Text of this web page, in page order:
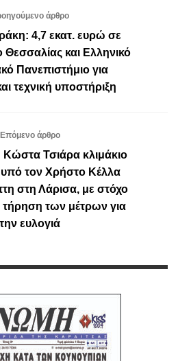
άρθρο
4,7 εκατ. ευρώ σε
Θεσσαλίας και Ελληνικό
Πανεπιστήμιο για
τεχνική υποστήριξη
Επόμενο άρθρο
Τσιάρα κλιμάκιο
τον Χρήστο Κέλλα
στη Λάρισα, με στόχο
των μέτρων για
την ευλογιά